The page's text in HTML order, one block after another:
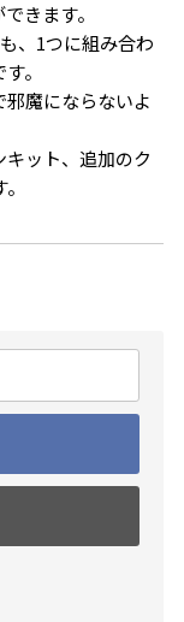
きます。
、1つに組み合わ
。
魔にならないよ
ット、追加のク